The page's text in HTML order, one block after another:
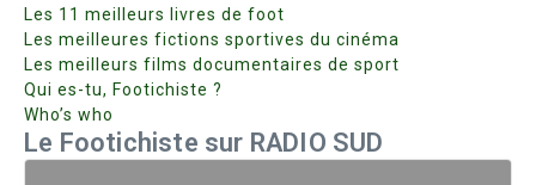
Les 11 meilleurs livres de foot
Les meilleures fictions sportives du cinéma
Les meilleurs films documentaires de sport
Qui es-tu, Footichiste ?
Who’s who
Le Footichiste sur RADIO SUD